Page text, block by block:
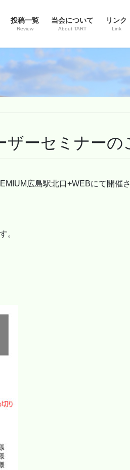
投稿一覧
Review
当会について
About TART
リンク
Link
ザーセミナーの
広島駅北口+WEBにて開催さ
。